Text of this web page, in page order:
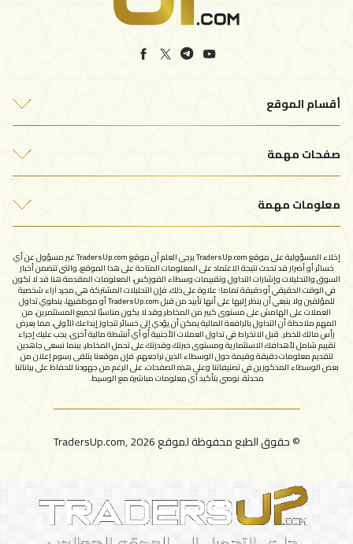
أقسام الموقع
التحليلات الفنية
صفحات مهمة
اتصل بنا
معلومات مهمة
شروط الاستخدام
إخلاء المسؤولية على موقع TradersUp.com يرجى العلم أن موقع TradersUp.com غير مسؤول عن أي
خسائر أو أضرار قد تحدث نتيجة الاعتماد على المعلومات المتاحة على هذا الموقع، والتي تتضمن أخبار
السوق والتحليلات وإشارات التداول وتقييمات وسطاء الفوركس، المعلومات المقدمة هنا قد لا تكون
في الوقت الحقيقي أو دقيقة تماما؛ علاوة على ذلك، فإن التحليلات المشتركة هي مجرد آراء شخصية
للمؤلفين ولا ينبغي أن ينظر إليها على أنها تأييد من قبل TradersUp.com أو موظفيها، ينطوي تداول
العملات على الهامش على مستوى كبير من المخاطر وقد لا يكون مناسبًا لجميع المستثمرين، من
المهم ملاحظة أن التداول بالرافعة المالية يمكن أن يؤدي إلى خسائر تتجاوز إيداعك الأولي، مما يعرض
رأس مالك للخطر. قبل الانخراط في تداول العملات الأجنبية أو أي أنشطة مالية أخرى، يجب عليك إجراء
تقييم شامل لأهدافك الاستثمارية ومستوى خبرتك وقدرتك على تحمل المخاطر، بينما نسعى جاهدين
لتقديم معلومات دقيقة وقيمة حول الوسطاء الذين نراجعهم، فإن موقعنا يتلقى رسوم إعلان من
بعض الوسطاء المذكورين في تصنيفاتنا وعلى هذه الصفحات، على الرغم من جهودنا للحفاظ على بياناتنا
محدثة، نوصي بتأكيد أي معلومات مباشرة مع الوسيط.
© حقوق الطبع محفوظة لموقع TradersUp.com, 2026